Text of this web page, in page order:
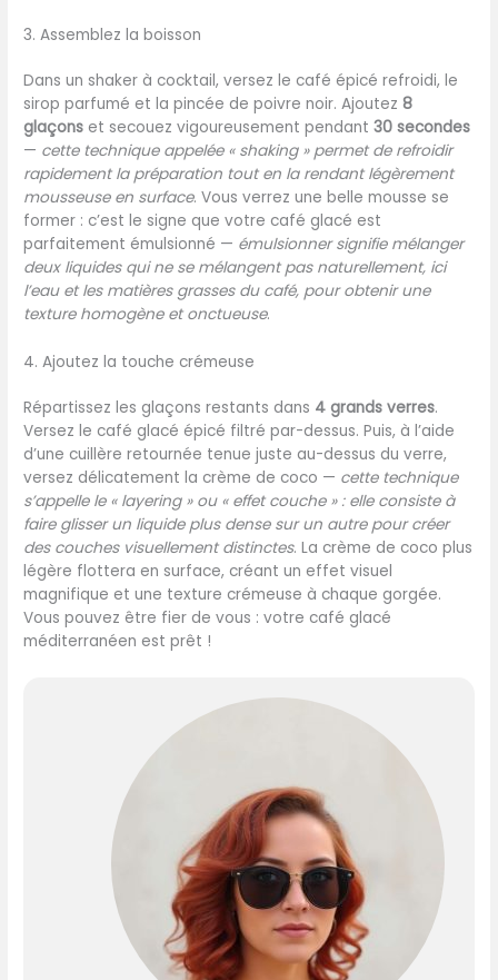
3. Assemblez la boisson
Dans un shaker à cocktail, versez le café épicé refroidi, le
sirop parfumé et la pincée de poivre noir. Ajoutez 8
glaçons et secouez vigoureusement pendant30 secondes
— cette technique appelée « shaking » permet de refroidir
rapidement la préparation tout en la rendant légèrement
mousseuse en surface. Vous verrez une belle mousse se
former : c’est le signe que votre café glacé est
parfaitement émulsionné — émulsionner signifie mélanger
deux liquides qui ne se mélangent pas naturellement, ici
l’eau et les matières grasses du café, pour obtenir une
texture homogène et onctueuse.
4. Ajoutez la touche crémeuse
Répartissez les glaçons restants dans 4 grands verres.
Versez le café glacé épicé filtré par-dessus. Puis, à l’aide
d’une cuillère retournée tenue juste au-dessus du verre,
versez délicatement la crème de coco — cette technique
s’appelle le « layering » ou « effet couche » : elle consiste à
faire glisser un liquide plus dense sur un autre pour créer
des couches visuellement distinctes. La crème de coco plus
légère flottera en surface, créant un effet visuel
magnifique et une texture crémeuse à chaque gorgée.
Vous pouvez être fier de vous : votre café glacé
méditerranéen est prêt !